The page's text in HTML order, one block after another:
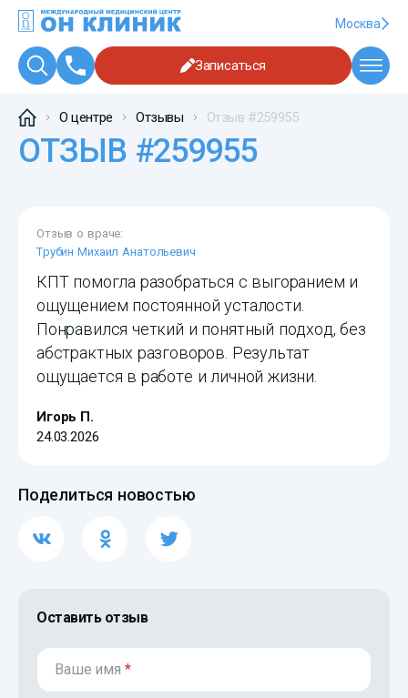
Москва
Записаться
О центре Отзывы Отзыв #259955
ОТЗЫВ #259955
Отзыв о враче:
Трубин Михаил Анатольевич
КПТ помогла разобраться с выгоранием и
ощущением постоянной усталости.
Понравился четкий и понятный подход, без
абстрактных разговоров. Результат
ощущается в работе и личной жизни.
Игорь П.
24.03.2026
Поделиться новостью
Оставить отзыв
Ваше имя *